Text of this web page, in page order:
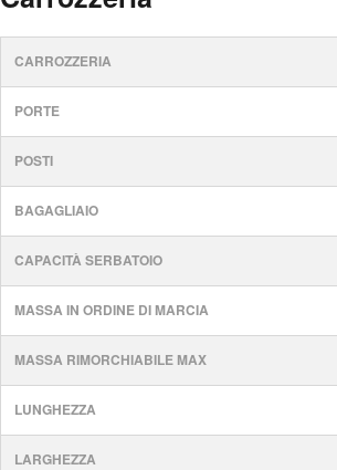
CARROZZERIA
PORTE
POSTI
BAGAGLIAIO
CAPACITÀ SERBATOIO
MASSA IN ORDINE DI MARCIA
MASSA RIMORCHIABILE MAX
LUNGHEZZA
LARGHEZZA